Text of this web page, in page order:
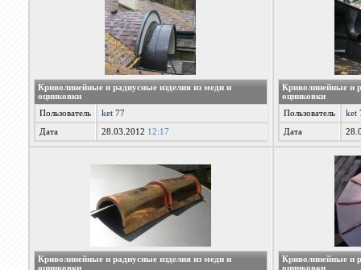
Криволинейные и радиусные изделия из меди и
оцинковки
Пользователь
ket 77
Дата 28.03.2012 12:17
Криволинейные и
оцинковки
Пользователь
ket
Дата
Криволинейные и радиусные изделия из меди и
оцинковки
Криволинейные и
оцинковки